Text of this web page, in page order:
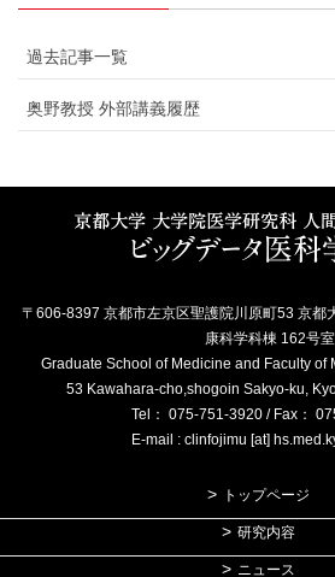
過去記事一覧
奥野教授 外部講義履歴
〒606-8397 京都市左京区聖護院川原町53 京都
康科学科棟 162号室
Graduate School of Medicine and Faculty of
53 Kawahara-cho,shogoin Sakyo-ku,
Tel： 075-751-3920 / Fax：
E-mail : clinfojimu [at]
トップページ
研究内容
ニュース